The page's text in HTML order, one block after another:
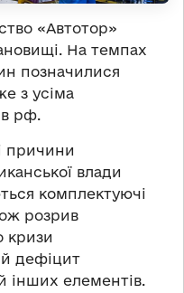
«Автотор»
На темпах
позначилися
з усіма
в рф.
причини
влади
комплектуючі
розрив
кризи
дефіцит
інших елементів.